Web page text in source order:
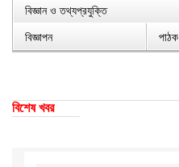
বিজ্ঞান ও তথ্যপ্রযুক্তি
বিজ্ঞাপন
বিশেষ খবর